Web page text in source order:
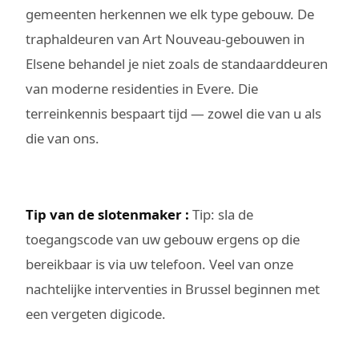
gemeenten herkennen we elk type gebouw. De
traphaldeuren van Art Nouveau-gebouwen in
Elsene behandel je niet zoals de standaarddeuren
van moderne residenties in Evere. Die
terreinkennis bespaart tijd — zowel die van u als
die van ons.
Tip van de slotenmaker : Tip: sla de
toegangscode van uw gebouw ergens op die
bereikbaar is via uw telefoon. Veel van onze
nachtelijke interventies in Brussel beginnen met
een vergeten digicode.